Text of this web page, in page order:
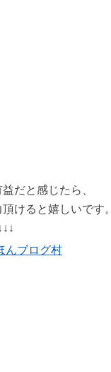
だと感じたら、
けると嬉しいです。
んブログ村